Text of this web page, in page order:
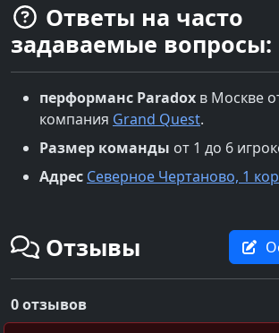
Ответы на часто
задаваемые вопросы:
перформанс Paradox в Москве
компания Grand Quest.
Размер команды от 1 до 6
Адрес Северное Чертаново, 1
Отзывы
0 отзывов